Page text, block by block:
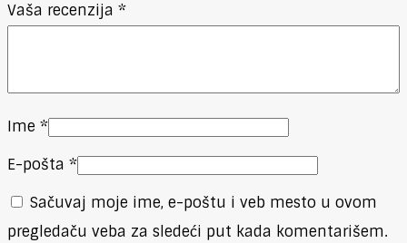
Vaša recenzija *
Ime *
E-pošta *
Sačuvaj moje ime, e-poštu i veb mesto u ovom
pregledaču veba za sledeći put kada komentarišem.